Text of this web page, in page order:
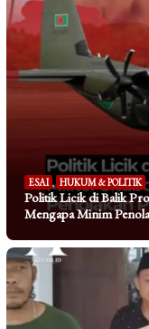
ESAI , HUKUM & POLITIK
Politik Licik di Balik
Mengapa Minim